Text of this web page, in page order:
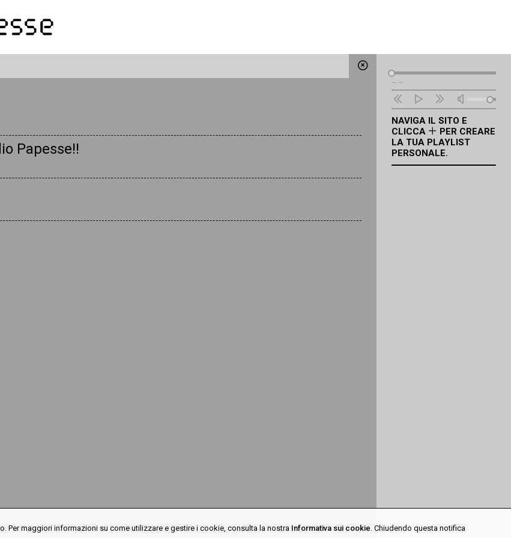
Papesse!!
Lettore
Audio
--:--
NAVIGA IL SITO E
CLICCA
PER CREARE
LA TUA PLAYLIST
PERSONALE.
Per maggiori informazioni su come utilizzare e gestire i cookie, consulta la nostra Informativa sui cookie. Chiudendo questa notifica